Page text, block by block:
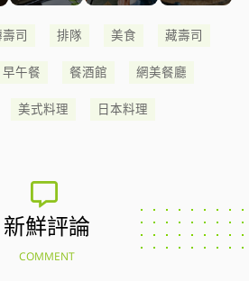
司 排隊 美食 藏壽司
早午餐 餐酒館 網美餐廳
美式料理 日本料理
新鮮評論
COMMENT